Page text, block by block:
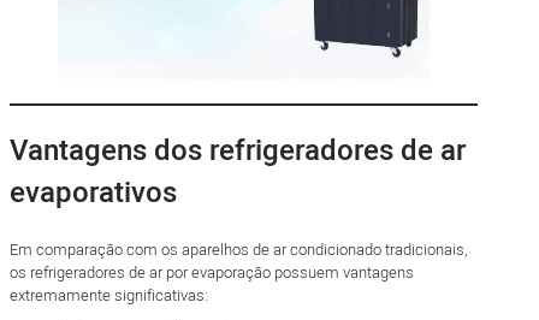
Vantagens dos refrigeradores de ar
evaporativos
Em comparação com os aparelhos de ar condicionado tradicionais,
os refrigeradores de ar por evaporação possuem vantagens
extremamente significativas: